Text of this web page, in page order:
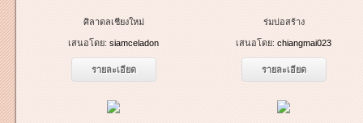
ศิลาดลเชียงใหม่
เสนอโดย: siamceladon
รายละเอียด
ร่มบ่อสร้าง
เสนอโดย: chiangmai023
รายละเอียด